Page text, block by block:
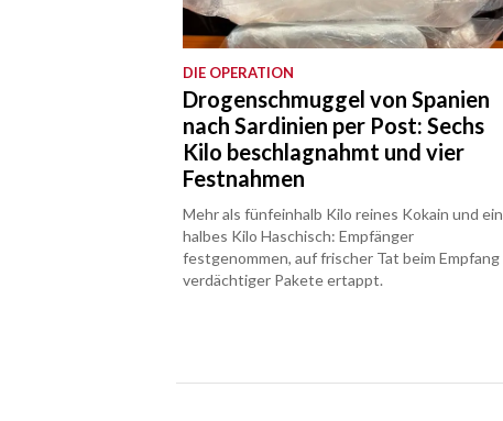
DIE OPERATION
Drogenschmuggel von Spanien
nach Sardinien per Post: Sechs
Kilo beschlagnahmt und vier
Festnahmen
Mehr als fünfeinhalb Kilo reines Kokain und ein
halbes Kilo Haschisch: Empfänger
festgenommen, auf frischer Tat beim Empfang
verdächtiger Pakete ertappt.